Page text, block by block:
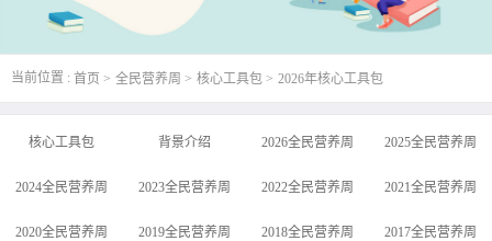
当前位置 : 首页 全民营养周 核心工具包 2026年核心工具包
核心工具包 背景介绍 2026全民营养周 2025全民营养周
2024全民营养周 2023全民营养周 2022全民营养周 2021全民营养周
2020全民营养周 2019全民营养周 2018全民营养周 2017全民营养周